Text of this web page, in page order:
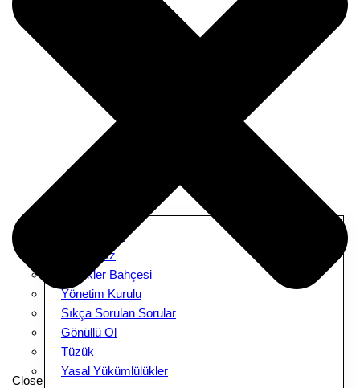
Amacımız
Melekler Bahçesi
Yönetim Kurulu
Sıkça Sorulan Sorular
Gönüllü Ol
Tüzük
Yasal Yükümlülükler
Close